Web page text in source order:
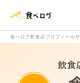
食べログ飲食店プロフィール